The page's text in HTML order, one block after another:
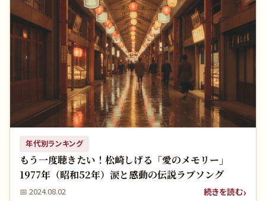
年代別ランキング
もう一度聴きたい！松崎しげる「愛のメモリー」
1977年（昭和52年）涙と感動の伝説ラブソング
📅 2024.08.02 続きを読む